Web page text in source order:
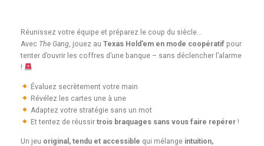
Réunissez votre équipe et préparez le coup du siècle…
Avec The Gang , jouez au Texas Hold’em en mode coopératif pour
tenter d’ouvrir les coffres d’une banque – sans déclencher l’alarme
!
Évaluez secrètement votre main
Révélez les cartes une à une
Adaptez votre stratégie sans un mot
Et tentez de réussir trois braquages sans vous faire repérer!
Un jeu original, tendu et accessible qui mélange intuition,